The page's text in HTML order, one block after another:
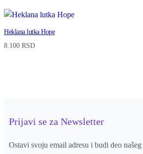
Heklana lutka Hope
8.100 RSD
Prijavi se za Newsletter
Ostavi svoju email adresu i budi deo